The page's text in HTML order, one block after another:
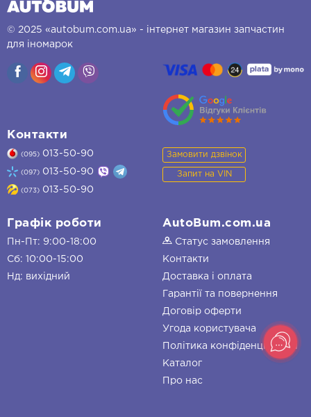
© 2025 «autobum.com.ua» - інтернет магазин запчастин
для іномарок
Контакти
(095) 013-50-90
(097) 013-50-90
(073) 013-50-90
Замовити дзвінок
Запит на VIN
Графік роботи
Пн-Пт: 9:00-18:00
Сб: 10:00-15:00
Нд: вихідний
AutoBum.com.ua
Статус замовлення
Контакти
Доставка і оплата
Гарантії та повернення
Договір оферти
Угода користувача
Політика конфіденційності
Каталог
Про нас